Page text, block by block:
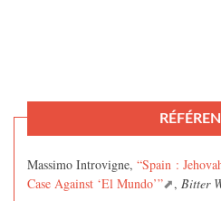
Massimo Introvigne, “Spain :
Case Against ‘El Mundo’”
, Bitter